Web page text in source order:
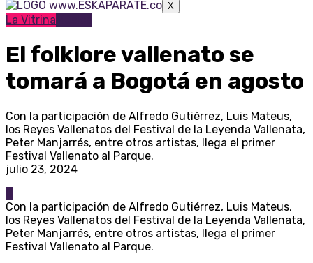
X
La Vitrina
El folklore vallenato se
tomará a Bogotá en agosto
Con la participación de Alfredo Gutiérrez, Luis Mateus,
los Reyes Vallenatos del Festival de la Leyenda Vallenata,
Peter Manjarrés, entre otros artistas, llega el primer
Festival Vallenato al Parque.
julio 23, 2024
Con la participación de Alfredo Gutiérrez, Luis Mateus,
los Reyes Vallenatos del Festival de la Leyenda Vallenata,
Peter Manjarrés, entre otros artistas, llega el primer
Festival Vallenato al Parque.